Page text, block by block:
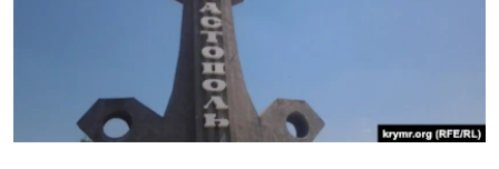
ВІДЕОУРОКИ «ELIFBE»
СВІДЧЕННЯ ОКУПАЦІЇ
УКРАЇНСЬКА ПРОБЛЕМА КРИМУ
ЯК ОБІЙТИ БЛОКУВАННЯ
Qırımtatar